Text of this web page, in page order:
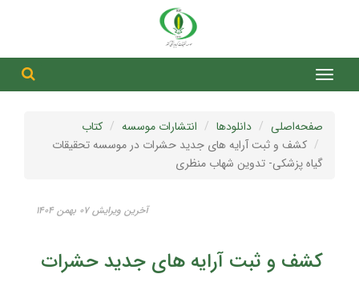
صفحه‌اصلی دانلودها انتشارات موسسه
کتاب
کشف و ثبت آرایه های جدید حشرات در موسسه تحقیقات
گیاه پزشکی- تدوین شهاب منظری
آخرین ویرایش ۰۷ بهمن ۱۴۰۴
کشف و ثبت آرایه های جدید حشرات در